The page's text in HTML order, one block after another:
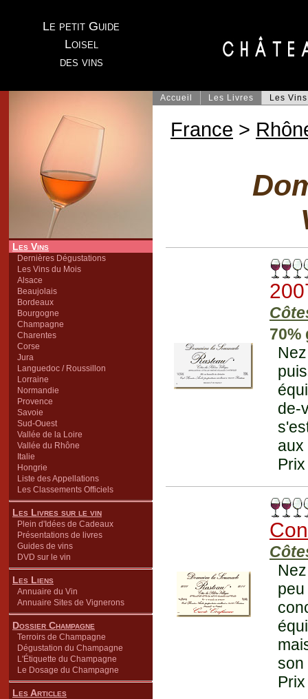
Le petit Guide
Loisel
des vins
Les Vins
Dernières Dégustations
Les Vins du Mois
Alsace
Beaujolais
Bordeaux
Bourgogne
Champagne
Charentes
Corse
Jura
Languedoc / Roussillon
Lorraine
Normandie
Provence
Savoie
Sud-Ouest
Vallée de la Loire
Vallée du Rhône
Italie
Hongrie
Liste des Appellations
Les Classements Officiels
Les Livres sur le vin
Plein d'Idées de Cadeaux
Présentations de livres
Guides de vins
DVD sur le vin
Les Liens
Annuaire du Vin
Annuaire Sites de Vignerons
Dossier Champagne
Terroirs de Champagne
Dégustation du Champagne
L'Étiquette du Champagne
Le Dosage du Champagne
Les Articles
Accueil Les Livres Les Vins
France >
70%
de-
aux
son